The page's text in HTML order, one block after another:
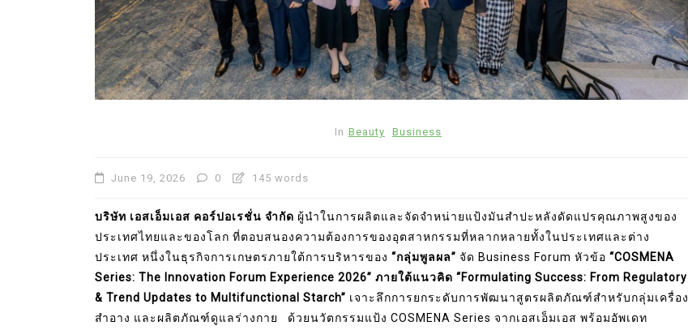
In Beauty Business
June 19, 2026 0 145 words
บริษัท เอสเอ็มเอส คอร์ปอเรชั่น จำกัด ผู้นำในการผลิตและจัดจำหน่ายแป้งมันสำปะหลังดัดแปรคุณภาพสูงของ
ประเทศไทยและของโลก ที่ตอบสนองความต้องการของอุตสาหกรรมที่หลากหลายทั้งในประเทศและต่าง
ประเทศ หนึ่งในธุรกิจการเกษตรภายใต้การบริหารของ “กลุ่มพูลผล” จัด Business Forum หัวข้อ “COSMENA
Series: The Innovation Forum Experience 2026” ภายใต้แนวคิด “Formulating Success: From Regulatory
& Trend Updates to Multifunctional Starch” เจาะลึกการยกระดับการพัฒนาสูตรผลิตภัณฑ์สำหรับกลุ่มเครื่อง
สำอาง และผลิตภัณฑ์ดูแลร่างกาย ด้วยนวัตกรรมแป้ง COSMENA Series จากเอสเอ็มเอส พร้อมอัพเดท